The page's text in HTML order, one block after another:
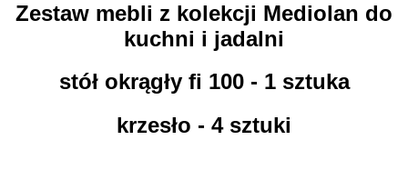
Zestaw mebli z kolekcji Mediolan do
kuchni i jadalni
stół okrągły fi 100 - 1 sztuka
krzesło - 4 sztuki